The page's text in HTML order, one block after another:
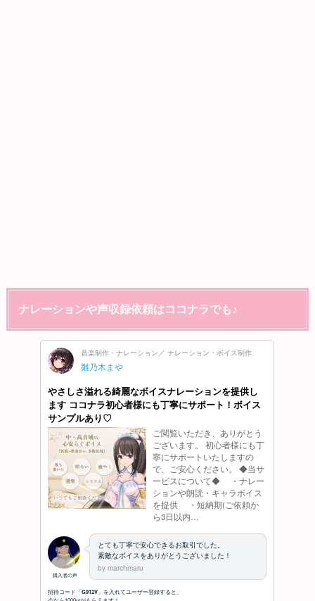
ナレーションや声収録依頼はココナラでも♪